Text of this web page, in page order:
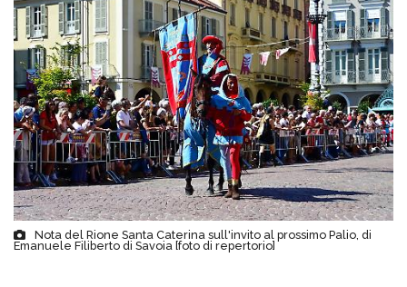
Nota del Rione Santa Caterina sull'invito al prossimo Palio, di
Emanuele Filiberto di Savoia [foto di repertorio]